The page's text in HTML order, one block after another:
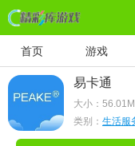
首页 游戏
易卡通
大小： 56.01M
类别： 生活服